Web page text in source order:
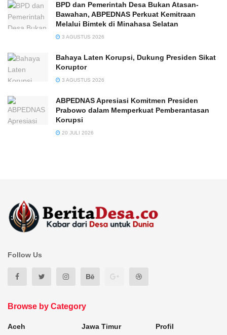
BPD dan Pemerintah Desa Bukan Atasan-
Bawahan, ABPEDNAS Perkuat Kemitraan
Melalui Bimtek di Minahasa Selatan
3 AGUSTUS 2026
Bahaya Laten Korupsi, Dukung Presiden Sikat
Koruptor
3 AGUSTUS 2026
ABPEDNAS Apresiasi Komitmen Presiden
Prabowo dalam Memperkuat Pemberantasan
Korupsi
20 JULI 2026
Follow Us
Browse by Category
Aceh
Jawa Timur
Profil